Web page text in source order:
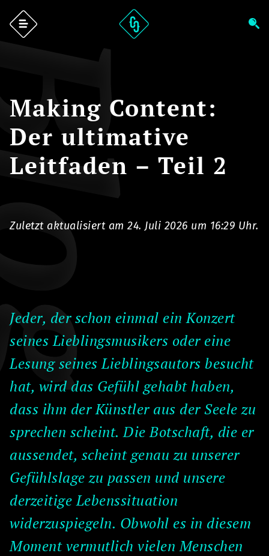
Making Content:
Der ultimative
Leitfaden – Teil 2
Zuletzt aktualisiert am 24. Juli 2026 um 16:29 Uhr.
Jeder, der schon einmal ein Konzert
seines Lieblingsmusikers oder eine
Lesung seines Lieblingsautors besucht
hat, wird das Gefühl gehabt haben,
dass ihm der Künstler aus der Seele zu
sprechen scheint. Die Botschaft, die er
aussendet, scheint genau zu unserer
Gefühlslage zu passen und unsere
derzeitige Lebenssituation
widerzuspiegeln. Obwohl es in diesem
Moment vermutlich vielen Menschen